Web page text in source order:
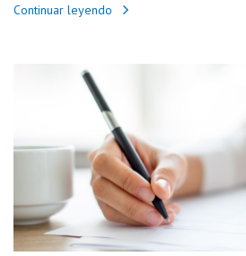
Continuar leyendo